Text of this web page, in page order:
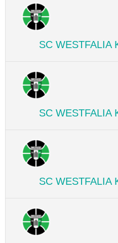
SC WESTFALIA
SC WESTFALIA
SC WESTFALIA